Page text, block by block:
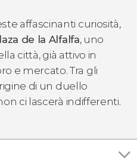
affascinanti curiosità,
de la Alfalfa, uno
città, già attivo in
e mercato. Tra gli
di un duello
ci lascerà indifferenti.